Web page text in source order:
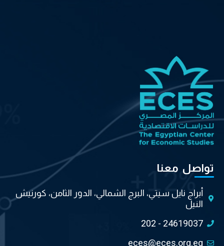
تواصل معنا
أبراج نايل سيتي، البرج الشمالي، الدور الثامن، كورنيش
النيل
202 - 24619037
eces@eces.org.eg